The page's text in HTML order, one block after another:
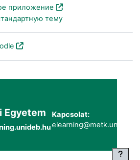
приложение
тему
Egyetem
Kapcsolat: